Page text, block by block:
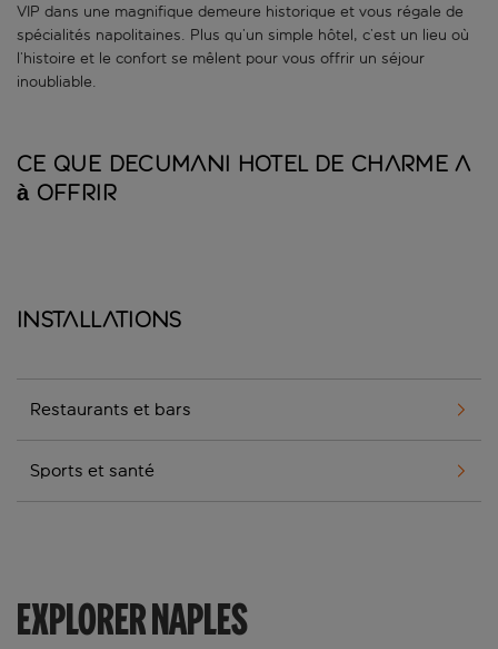
VIP dans une magnifique demeure historique et vous régale de
spécialités napolitaines. Plus qu’un simple hôtel, c’est un lieu où
l’histoire et le confort se mêlent pour vous offrir un séjour
inoubliable.
Ce que Decumani Hotel de Charme a
à offrir
Installations
Restaurants et bars
Sports et santé
EXPLORER NAPLES